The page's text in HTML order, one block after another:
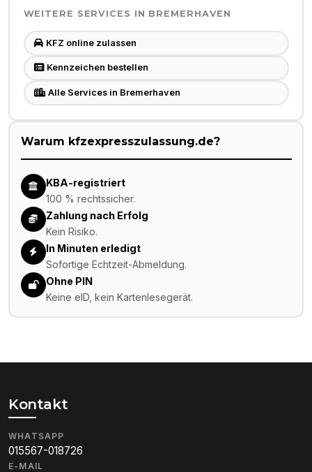
WEITERE SERVICES IN BREMERHAVEN
KFZ online zulassen
Kennzeichen bestellen
Alle Services in Bremerhaven
Warum kfzexpresszulassung.de?
KBA-registriert
100 % rechtssicher.
Zahlung nach Erfolg
Kein Risiko.
In Minuten erledigt
Sofortige Echtzeit-Abmeldung.
Ohne PIN
Keine eID, kein Kartenlesegerät.
Kontakt
WHATSAPP
015567-018726
E-MAIL